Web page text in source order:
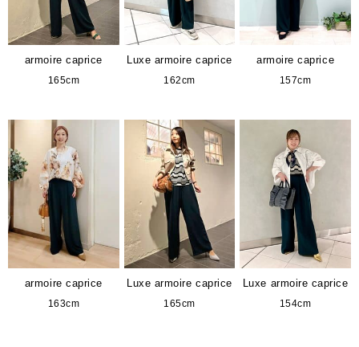
armoire caprice
165cm
Luxe armoire caprice
162cm
armoire caprice
157cm
armoire caprice
163cm
Luxe armoire caprice
165cm
Luxe armoire caprice
154cm